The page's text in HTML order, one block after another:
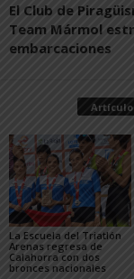
El Club de
Team Mármol
embarcaciones
La Escuela del Triatlón
Arenas regresa de
Calahorra con dos
bronces nacionales